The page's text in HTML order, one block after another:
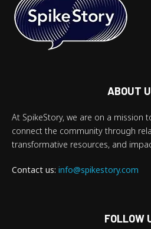
ABOUT
At SpikeStory, we are on a mission
connect the community through
transformative resources, and
Contact us: info@spikestory.com
FOLLOW